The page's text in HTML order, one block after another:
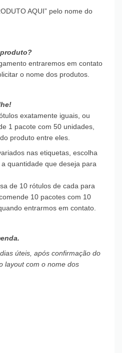
AQUI” pelo nome do
entraremos em contato
o nome dos produtos.
exatamente iguais, ou
1 pacote com 50 unidades,
produto entre eles.
nas etiquetas, escolha
quantidade que deseja para
de 10 rótulos de cada para
10 pacotes com 10
entrarmos em contato.
úteis, após confirmação do
layout com o nome dos